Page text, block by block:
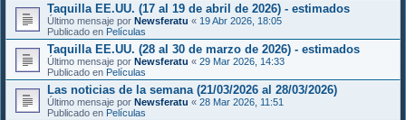
Taquilla EE.UU. (17 al 19 de abril de 2026) - estimados
Último mensaje por Newsferatu « 19 Abr 2026, 18:05
Publicado en Películas
Taquilla EE.UU. (28 al 30 de marzo de 2026) - estimados
Último mensaje por Newsferatu « 29 Mar 2026, 14:33
Publicado en Películas
Las noticias de la semana (21/03/2026 al 28/03/2026)
Último mensaje por Newsferatu « 28 Mar 2026, 11:51
Publicado en Películas